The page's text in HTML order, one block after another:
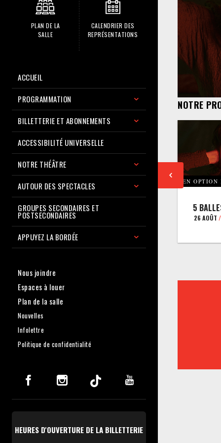
PLAN DE LA
SALLE
CALENDRIER DES
REPRÉSENTATIONS
ACCUEIL
PROGRAMMATION
BILLETTERIE ET ABONNEMENTS
ACCESSIBILITÉ UNIVERSELLE
NOTRE THÉÂTRE
AUTOUR DES SPECTACLES
GROUPES SECONDAIRES ET
POSTSECONDAIRES
APPUYEZ LA BORDÉE
Nous joindre
Espaces à louer
Plan de la salle
Nouvelles
Infolettre
Politique de confidentialité
HEURES D'OUVERTURE DE LA BILLETTERIE
NOTRE
EN OPTION
5
26 AOÛT /